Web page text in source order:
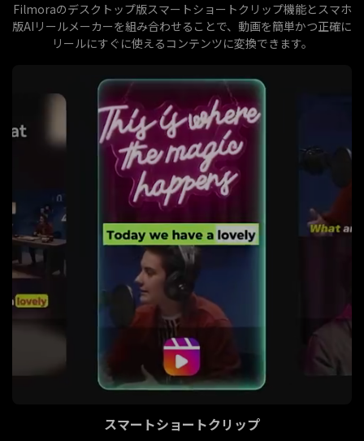
Filmoraのデスクトップ版スマートショートクリップ機能とスマホ
版AIリールメーカーを組み合わせることで、動画を簡単かつ正確に
リールにすぐに使えるコンテンツに変換できます。
スマートショートクリップ